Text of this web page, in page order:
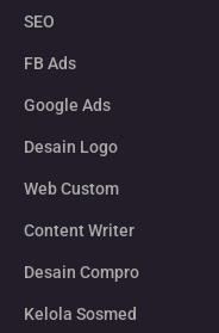
SEO
FB Ads
Google Ads
Desain Logo
Web Custom
Content Writer
Desain Compro
Kelola Sosmed